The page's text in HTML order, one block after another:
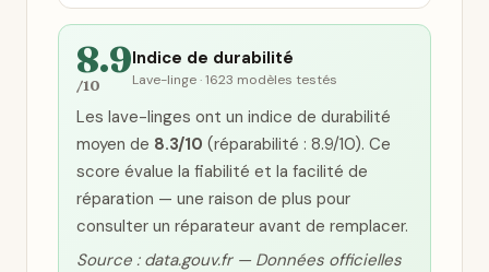
8.9
/10
Indice de durabilité
Lave-linge · 1623 modèles testés
Les lave-linges ont un indice de durabilité
moyen de 8.3/10 (réparabilité : 8.9/10). Ce
score évalue la fiabilité et la facilité de
réparation — une raison de plus pour
consulter un réparateur avant de remplacer.
Source : data.gouv.fr — Données officielles